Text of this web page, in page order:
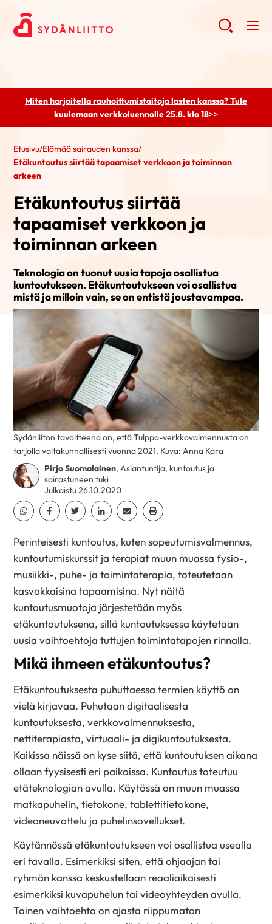
Miten harjoitella rauhoittumistaitoja lasten kanssa? Tule
kuulemaanverkkoluennolle 25.8. klo 18>>
Etusivu/Elämää sairauden kanssa/
Etäkuntoutus siirtää tapaamiset verkkoon ja toiminnan
arkeen
Etäkuntoutus siirtää
tapaamiset verkkoon ja
toiminnan arkeen
Teknologia on tuonut uusia tapoja osallistua
kuntoutukseen. Etäkuntoutukseen voi osallistua
mistä ja milloin vain, se on entistä joustavampaa.
Pirjo Suomalainen, Asiantuntija, kuntoutus ja
sairastuneen tuki
Julkaistu 26.10.2020
Jaa Whatsapp
Jaa Facebook
Jaa TwitterJaa Linkedin
Jaa EmailJaa Print
Sydänliiton tavoitteena on, että Tulppa-verkkovalmennusta on
tarjolla valtakunnallisesti vuonna 2021. Kuva: Anna Kara
Perinteisesti kuntoutus, kuten sopeutumisvalmennus,
kuntoutumiskurssit ja terapiat muun muassa fysio-,
musiikki-, puhe- ja toimintaterapia, toteutetaan
kasvokkaisina tapaamisina. Nyt näitä
kuntoutusmuotoja järjestetään myös
etäkuntoutuksena, sillä kuntoutuksessa käytetään
uusia vaihtoehtoja tuttujen toimintatapojen rinnalla.
Mikä ihmeen etäkuntoutus?
Etäkuntoutuksesta puhuttaessa termien käyttö on
vielä kirjavaa. Puhutaan digitaalisesta
kuntoutuksesta, verkkovalmennuksesta,
nettiterapiasta, virtuaali- ja digikuntoutuksesta.
Kaikissa näissä on kyse siitä, että kuntoutuksen aikana
ollaan fyysisesti eri paikoissa. Kuntoutus toteutuu
etäteknologian avulla. Käytössä on muun muassa
matkapuhelin, tietokone, tablettitietokone,
videoneuvottelu ja puhelinsovellukset.
Käytännössä etäkuntoutukseen voi osallistua usealla
eri tavalla. Esimerkiksi siten, että ohjaajan tai
ryhmän kanssa keskustellaan reaaliaikaisesti
esimerkiksi kuvapuhelun tai videoyhteyden avulla.
Toinen vaihtoehto on ajasta riippumaton